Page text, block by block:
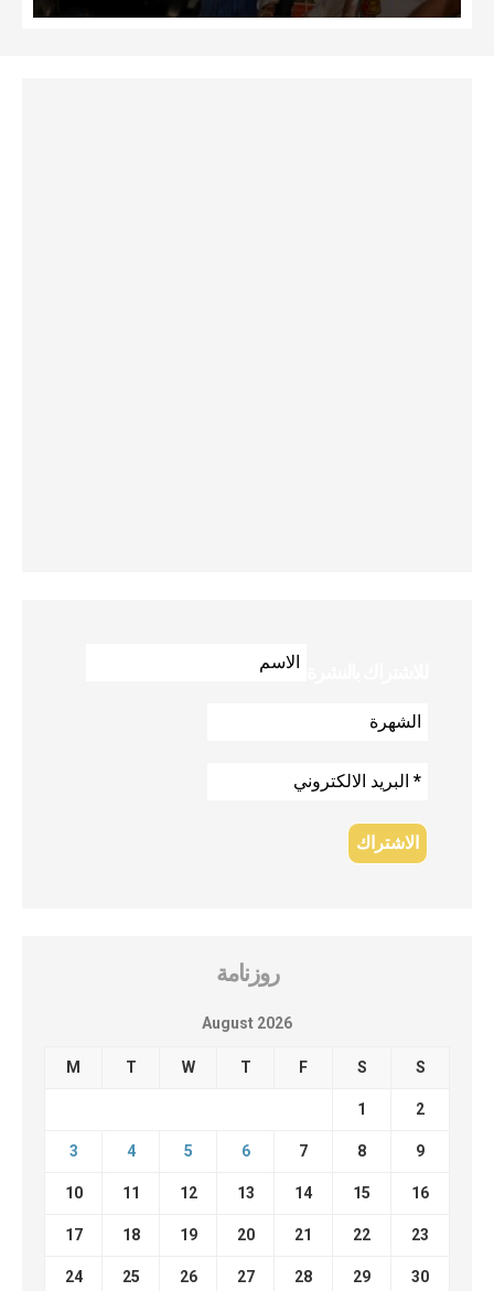
روزنامة
August 2026
M T W T F S S
1 2
3 4 5 6 7 8 9
10 11 12 13 14 15 16
17 18 19 20 21 22 23
24 25 26 27 28 29 30